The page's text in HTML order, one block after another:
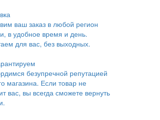
ваш заказ в любой регион
в удобное время и день.
для вас, без выходных.
безупречной репутацией
магазина. Если товар не
вас, вы всегда сможете вернуть